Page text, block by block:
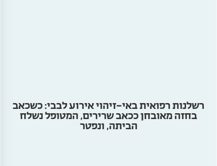
רשלנות רפואית באי-זיהוי אירוע לבבי: כשכאב
בחזה מאובחן ככאב שרירים, המטופל נשלח
הביתה, ונפטר